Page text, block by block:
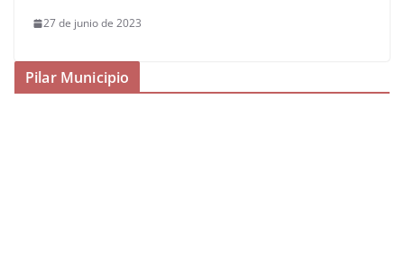
27 de junio de 2023
Pilar Municipio